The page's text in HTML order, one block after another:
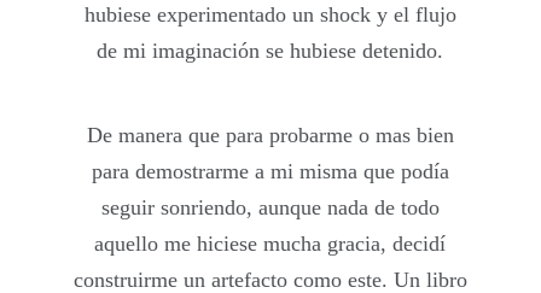
hubiese experimentado un shock y el flujo
de mi imaginación se hubiese detenido.
De manera que para probarme o mas bien
para demostrarme a mi misma que podía
seguir sonriendo, aunque nada de todo
aquello me hiciese mucha gracia, decidí
construirme un artefacto como este. Un libro